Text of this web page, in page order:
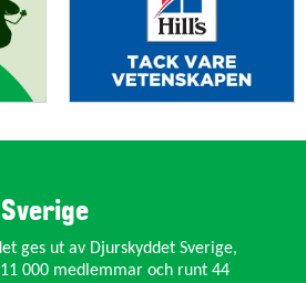
ges ut av Djurskyddet Sverige,
000 medlemmar och runt 44